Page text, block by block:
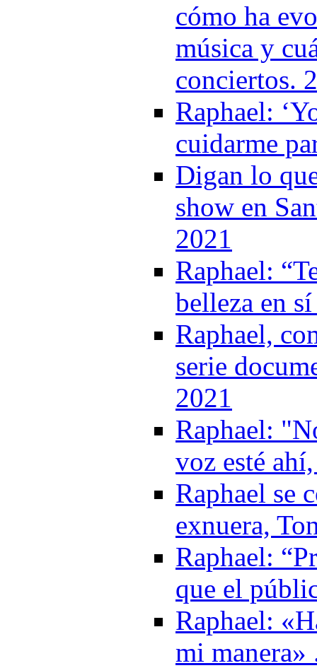
cómo ha
música y
conciertos.
Raphael:
cuidarme
Digan lo
show en
2021
Raphael:
belleza en
Raphael,
serie
2021
Raphael:
voz esté
Raphael se
exnuera,
Raphael:
que el
Raphael:
mi manera»